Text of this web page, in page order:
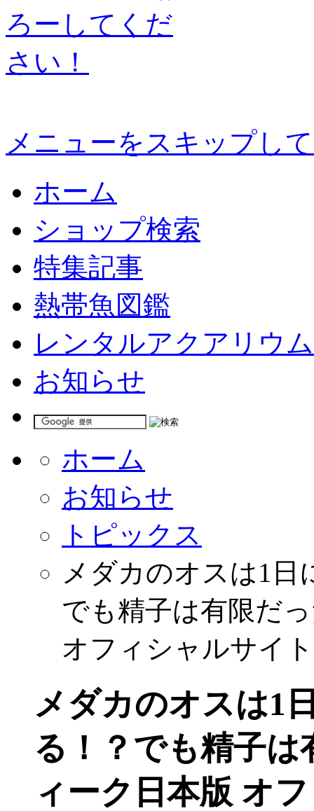
メニューをスキップし
ホーム
ショップ検索
特集記事
熱帯魚図鑑
レンタルアクアリウム
お知らせ
ホーム
お知らせ
トピックス
メダカのオスは1日
でも精子は有限だ
オフィシャルサイ
メダカのオスは1
る！？でも精子
ィーク日本版 オ